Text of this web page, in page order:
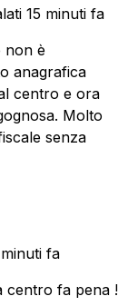
15 minuti fa
non è
anagrafica
centro e ora
Molto
senza
fa
centro fa pena !